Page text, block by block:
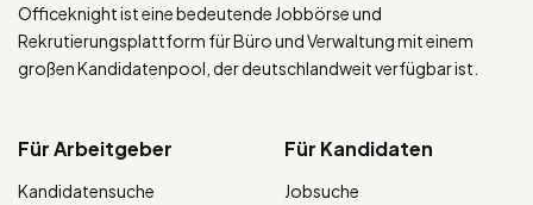
Officeknight ist eine bedeutende Jobbörse und
Rekrutierungsplattform für Büro und Verwaltung mit einem
großen Kandidatenpool, der deutschlandweit verfügbar ist.
Für Arbeitgeber
Kandidatensuche
Für Kandidaten
Jobsuche